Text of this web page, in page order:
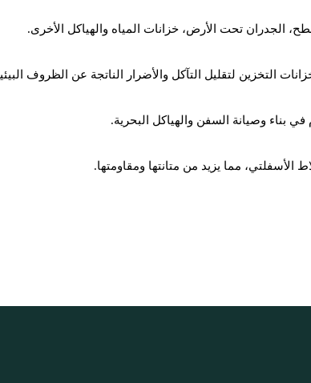
الجدران تحت الأرض، خزانات المياه والهياكل الأخرى.
التخزين لتقليل التآكل والأضرار الناتجة عن الظروف
بناء وصيانة السفن والهياكل البحرية.
الأسفلتي، مما يزيد من متانتها ومقاومتها.